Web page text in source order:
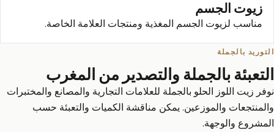
زيوت الجسم
مناسب لزيوت الجسم المغذية ومنتجات العلامة الخاصة.
التوريد بالجملة
التعبئة بالجملة والتصدير من المغرب
نوفر زيت اللوز الحلو بالجملة للعلامات التجارية والمصانع والمختبرات
والمنتجعات والموزعين. يمكن مناقشة الكميات والتعبئة حسب
المشروع والوجهة.